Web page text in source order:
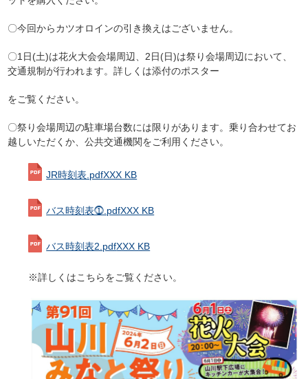
〇今回からカツオロインの引き換えはございません。
〇1日(土)は花火大会会場周辺、2日(日)は祭り会場周辺において、
交通規制が行われます。詳しくは添付のポスター
をご覧ください。
〇祭り会場周辺の駐車場台数には限りがあります。乗り合わせてお
越しいただくか、公共交通機関をご利用ください。
JR時刻表.pdfXXX KB
バス時刻表⓵.pdfXXX KB
バス時刻表2.pdfXXX KB
※詳しくはこちらをご覧ください。